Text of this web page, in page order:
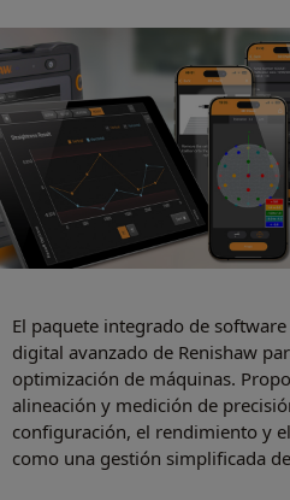
El paquete integrado de software
digital avanzado de Renishaw
optimización de máquinas.
alineación y medición de
configuración, el rendimiento y
como una gestión simplificada